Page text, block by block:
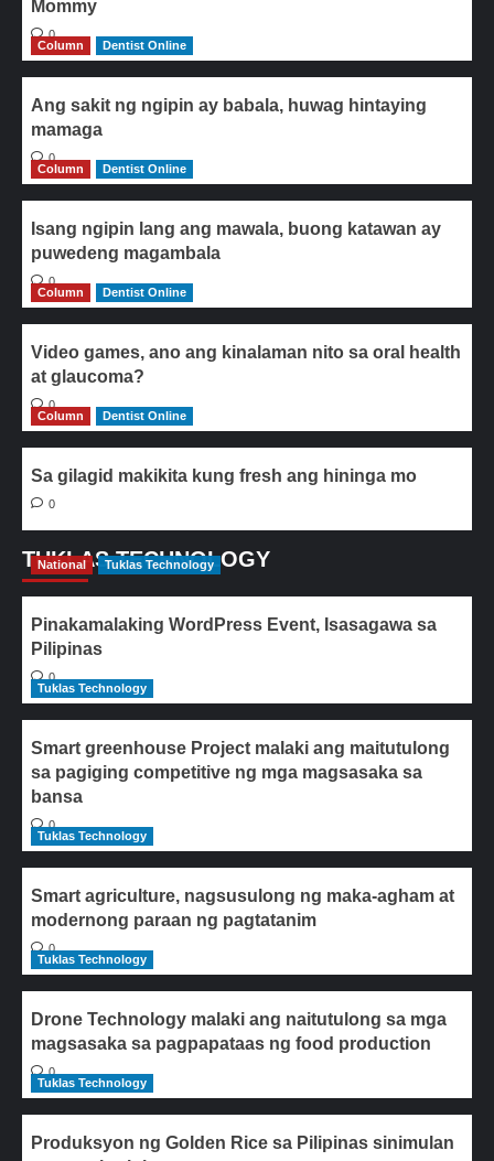
Mommy
0
Column
Dentist Online
Ang sakit ng ngipin ay babala, huwag hintaying
mamaga
0
Column
Dentist Online
Isang ngipin lang ang mawala, buong katawan ay
puwedeng magambala
0
Column
Dentist Online
Video games, ano ang kinalaman nito sa oral health
at glaucoma?
0
Column
Dentist Online
Sa gilagid makikita kung fresh ang hininga mo
0
TUKLAS TECHNOLOGY
National Tuklas Technology
Pinakamalaking WordPress Event, Isasagawa sa
Pilipinas
0
Tuklas Technology
Smart greenhouse Project malaki ang maitutulong
sa pagiging competitive ng mga magsasaka sa
bansa
0
Tuklas Technology
Smart agriculture, nagsusulong ng maka-agham at
modernong paraan ng pagtatanim
0
Tuklas Technology
Drone Technology malaki ang naitutulong sa mga
magsasaka sa pagpapataas ng food production
0
Tuklas Technology
Produksyon ng Golden Rice sa Pilipinas sinimulan